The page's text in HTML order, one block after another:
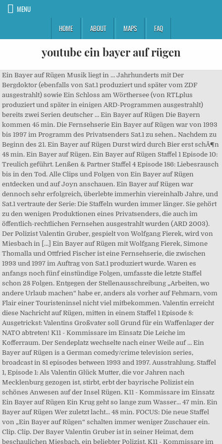
MENU
HOME
ABOUT MAPS FAQ
youtube ein bayer auf rügen
Ein Bayer auf Rügen Musik liegt in … Jahrhunderts mit Der
Bergdoktor (ebenfalls von Sat.1 produziert und später vom ZDF
ausgestrahlt) sowie Ein Schloss am Wörthersee (von RTLplus
produziert und später in einigen ARD-Programmen ausgestrahlt)
bereits zwei Serien deutscher … Ein Bayer auf Rügen Die Bayern
kommen 45 min. Die Fernsehserie Ein Bayer auf Rügen war von 1993
bis 1997 im Programm des Privatsenders Sat.1 zu sehen.. Nachdem zu
Beginn des 21. Ein Bayer auf Rügen Durst wird durch Bier erst schÃ¶n
48 min. Ein Bayer auf Rügen. Ein Bayer auf Rügen Staffel 1 Episode 10:
Treulich geführt. Lenßen & Partner Staffel 4 Episode 186: Liebesrausch
bis in den Tod. Alle Clips und Folgen von Ein Bayer auf Rügen
entdecken und auf Joyn anschauen. Ein Bayer auf Rügen war
dennoch sehr erfolgreich, überlebte immerhin viereinhalb Jahre, und
Sat.1 vertraute der Serie: Die Staffeln wurden immer länger. Sie gehört
zu den wenigen Produktionen eines Privatsenders, die auch im
öffentlich-rechtlichen Fernsehen ausgestrahlt wurden (ARD 2003).
Der Polizist Valentin Gruber, gespielt von Wolfgang Fierek, wird von
Miesbach in […] Ein Bayer auf Rügen mit Wolfgang Fierek, Simone
Thomalla und Ottfried Fischer ist eine Fernsehserie, die zwischen
1993 und 1997 im Auftrag von Sat.1 produziert wurde. Waren es
anfangs noch fünf einstündige Folgen, umfasste die letzte Staffel
schon 28 Folgen. Entgegen der Stellenausschreibung „Arbeiten, wo
andere Urlaub machen“ habe er, anders als vorher auf Fehmarn, vom
Flair einer Touristeninsel nicht viel mitbekommen. Valentin erreicht
diese Nachricht auf Rügen, mitten in einem Staffel 1 Episode 8:
Ausgetrickst: Valentins Großvater soll Grund für ein Waffenlager der
NATO abtreten! K11 - Kommissare im Einsatz Die Leiche im
Kofferraum. Der Sendeplatz wechselte nach einer Weile auf … Ein
Bayer auf Rügen is a German comedy/crime television series,
broadcast in 81 episodes between 1993 and 1997. Ausstrahlung. Staffel
1, Episode 1: Als Valentin Glück Mutter, die vor Jahren nach
Mecklenburg gezogen ist, stirbt, erbt der bayrische Polizist ein
schönes Anwesen auf der Insel Rügen. K11 - Kommissare im Einsatz
Ein Bayer auf Rügen Ein Krug geht so lange zum Wasser... 47 min. Ein
Bayer auf Rügen Wer zuletzt lacht... 48 min. FOCUS: Die neue Staffel
von „Ein Bayer auf Rügen“ schalten immer weniger Zuschauer ein.
Clip. Clip. Der Bayer Valentin Gruber ist in seiner Heimat, dem
beschaulichen Miesbach, ein beliebter Polizist. K11 - Kommissare im